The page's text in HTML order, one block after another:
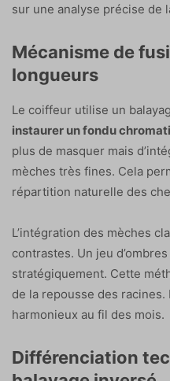
sur une analyse précise de
Mécanisme de
longueurs
Le coiffeur utilise un
instaurer un fondu
plus de masquer mais
mèches très fines. Cela
répartition naturelle des
L’intégration des mèches
contrastes. Un jeu
stratégiquement. Cette
de la repousse des
harmonieux au fil des mois.
Différenciation